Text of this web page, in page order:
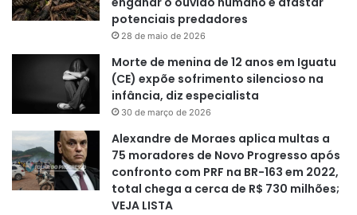
potenciais predadores
28 de maio de 2026
Morte de menina de 12 anos em Iguatu
(CE) expõe sofrimento silencioso na
infância, diz especialista
30 de março de 2026
Alexandre de Moraes aplica multas a
75 moradores de Novo Progresso após
confronto com PRF na BR-163 em 2022,
total chega a cerca de R$ 730 milhões;
VEJA LISTA